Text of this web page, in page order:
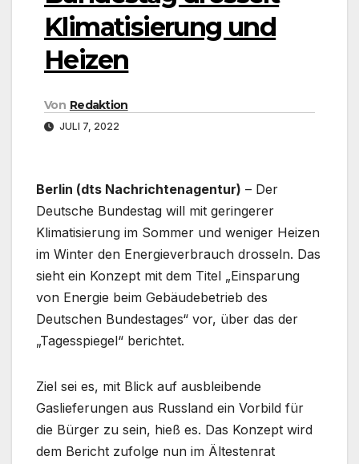
Klimatisierung und
Heizen
Von Redaktion
JULI 7, 2022
Berlin (dts Nachrichtenagentur) – Der
Deutsche Bundestag will mit geringerer
Klimatisierung im Sommer und weniger Heizen
im Winter den Energieverbrauch drosseln. Das
sieht ein Konzept mit dem Titel „Einsparung
von Energie beim Gebäudebetrieb des
Deutschen Bundestages“ vor, über das der
„Tagesspiegel“ berichtet.
Ziel sei es, mit Blick auf ausbleibende
Gaslieferungen aus Russland ein Vorbild für
die Bürger zu sein, hieß es. Das Konzept wird
dem Bericht zufolge nun im Ältestenrat